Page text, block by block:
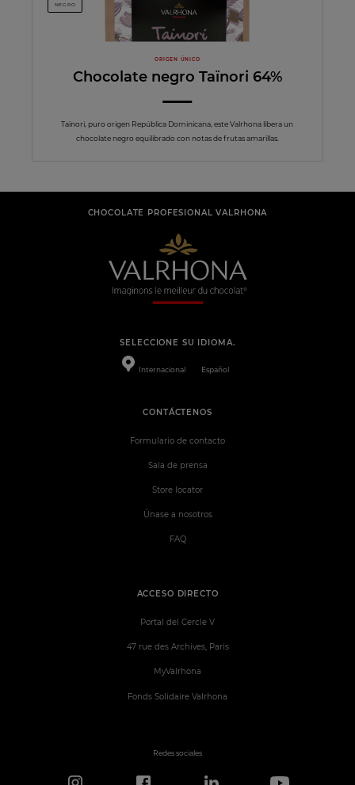
NEGRO
ORIGEN ÚNICO
Chocolate negro Taïnori 64%
Taïnori, puro origen República Dominicana, este Valrhona libera un
chocolate negro equilibrado con notas de frutas amarillas.
CHOCOLATE PROFESIONAL VALRHONA
SELECCIONE SU IDIOMA.
Internacional Español
ACCESO DIRECTO
Portal del Cercle V
47 rue des Archives, Paris
MyValrhona
Fonds Solidaire Valrhona
CONTÁCTENOS
Formulario de contacto
Sala de prensa
Store locator
Únase a nosotros
FAQ
Redes sociales